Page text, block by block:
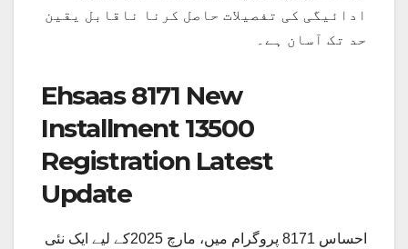
ادائیگی کی تفصیلات حاصل کرنا ناقابل یقین
حد تک آسان ہے۔
Ehsaas 8171 New
Installment 13500
Registration Latest
Update
احساس 8171 پروگرام میں، مارچ 2025کے لیے ایک نئی